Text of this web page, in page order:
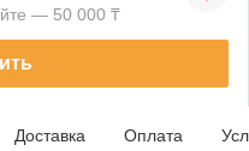
— 50 000 ₸
Доставка Оплата